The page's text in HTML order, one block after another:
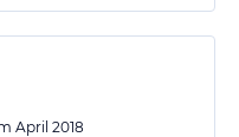
April 2018